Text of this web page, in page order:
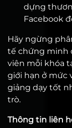
dựng
Facebook
Hãy ngừng
tế chứng minh
viên mỗi khóa
giới hạn ở mức
giảng dạy tốt
trò.
Thông tin liên